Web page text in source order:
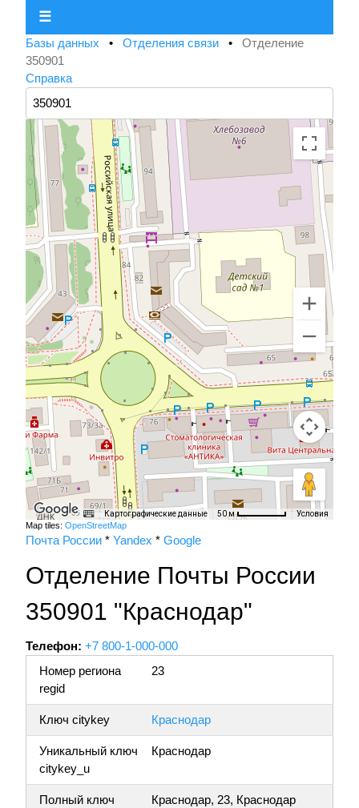
☰
Базы данных • Отделения связи • Отделение
350901
Справка
Картографические данные 50 м Условия
Map tiles: OpenStreetMap
Почта России * Yandex * Google
Отделение Почты России
350901 "Краснодар"
Телефон: +7 800-1-000-000
Номер региона
regid
23
Ключ citykey Краснодар
Уникальный ключ
citykey_u
Краснодар
Полный ключ
Краснодар, 23, Краснодар